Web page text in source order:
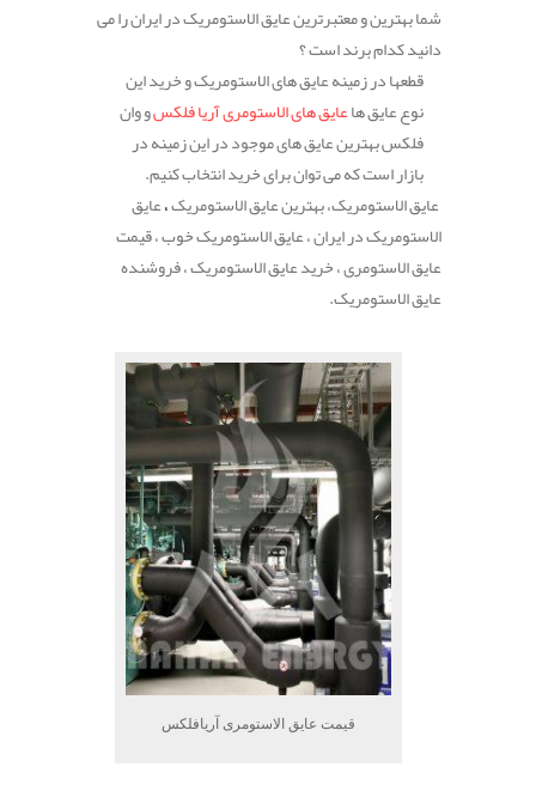
شما بهترین و معتبرترین عایق الاستومریک در ایران را می
دانید کدام برند است ؟
قطعها در زمینه عایق های الاستومریک و خرید این
نوع عایق هاعایق های الاستومری آریا فلکسو وان
فلکس بهترین عایق های موجود در این زمینه در
بازار است که می توان برای خرید انتخاب کنیم.
عایق الاستومریک، بهترین عایق الاستومریک،عایق
الاستومریک در ایران ، عایق الاستومریک خوب ، قیمت
عایق الاستومری ، خرید عایق الاستومریک ، فروشنده
عایق الاستومریک.
قیمت عایق الاستومری آریافلکس